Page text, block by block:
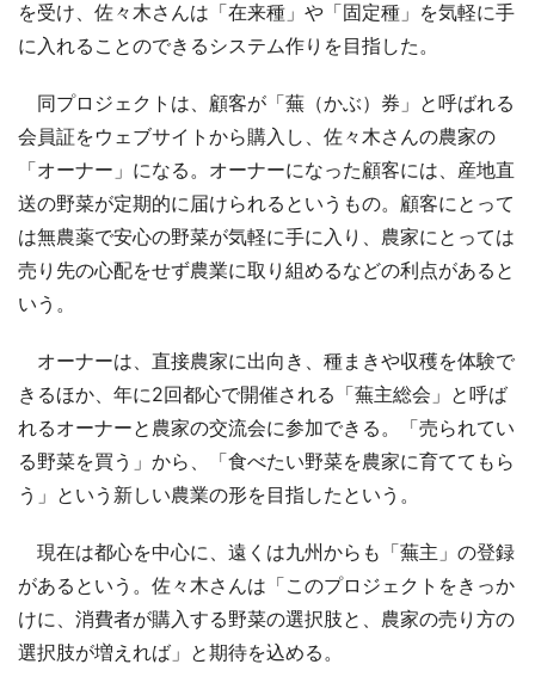
を受け、佐々木さんは「在来種」や「固定種」を気軽に手
に入れることのできるシステム作りを目指した。
同プロジェクトは、顧客が「蕪（かぶ）券」と呼ばれる
会員証をウェブサイトから購入し、佐々木さんの農家の
「オーナー」になる。オーナーになった顧客には、産地直
送の野菜が定期的に届けられるというもの。顧客にとって
は無農薬で安心の野菜が気軽に手に入り、農家にとっては
売り先の心配をせず農業に取り組めるなどの利点があると
いう。
オーナーは、直接農家に出向き、種まきや収穫を体験で
きるほか、年に2回都心で開催される「蕪主総会」と呼ば
れるオーナーと農家の交流会に参加できる。「売られてい
る野菜を買う」から、「食べたい野菜を農家に育ててもら
う」という新しい農業の形を目指したという。
現在は都心を中心に、遠くは九州からも「蕪主」の登録
があるという。佐々木さんは「このプロジェクトをきっか
けに、消費者が購入する野菜の選択肢と、農家の売り方の
選択肢が増えれば」と期待を込める。